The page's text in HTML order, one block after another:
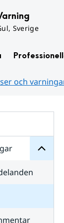
Sverige
och
för
varningar